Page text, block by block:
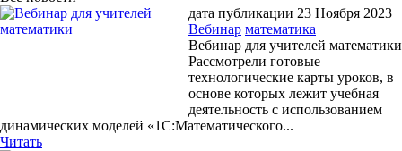
дата публикации 23 Ноября 2023
Вебинар математика
Вебинар для учителей математики
Рассмотрели готовые
технологические карты уроков, в
основе которых лежит учебная
деятельность с использованием
динамических моделей «1С:Математического...
Читать